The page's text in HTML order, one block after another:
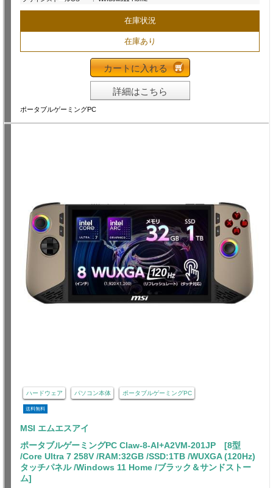
在庫状況
在庫あり
カートに入れる
詳細はこちら
ポータブルゲーミングPC
ハードウェア パソコン本体 ポータブルゲーミングPC
送料無料
MSI エムエスアイ
ポータブルゲーミングPC Claw-8-AI+A2VM-201JP [8型
/Core Ultra 7 258V /RAM:32GB /SSD:1TB /WUXGA (120Hz)
タッチパネル /Windows 11 Home /ブラック＆サンドストー
ム]